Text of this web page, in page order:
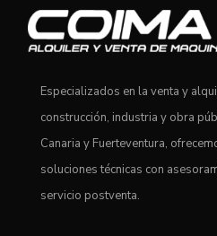
Especializados en la venta y
construcción, industria y obra
Canaria y Fuerteventura,
soluciones técnicas con
servicio postventa.